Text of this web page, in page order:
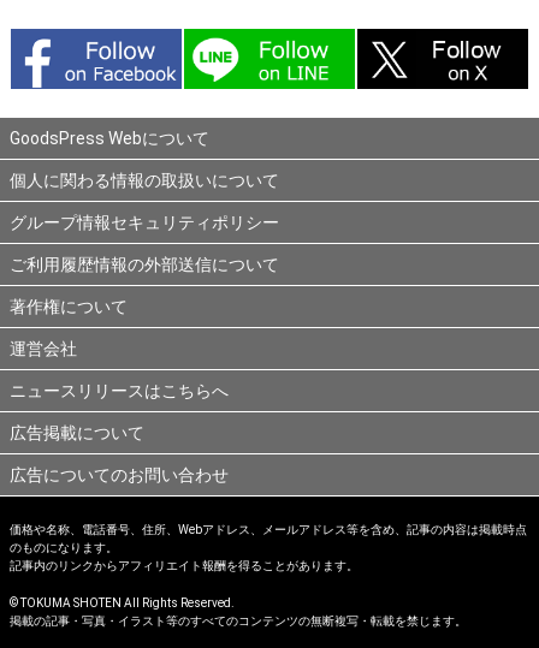
GoodsPress Webについて
個人に関わる情報の取扱いについて
グループ情報セキュリティポリシー
ご利用履歴情報の外部送信について
著作権について
運営会社
ニュースリリースはこちらへ
広告掲載について
広告についてのお問い合わせ
価格や名称、電話番号、住所、Webアドレス、メールアドレス等を含め、記事の内容は掲載時点
のものになります。
記事内のリンクからアフィリエイト報酬を得ることがあります。
© TOKUMA SHOTEN All Rights Reserved.
掲載の記事・写真・イラスト等のすべてのコンテンツの無断複写・転載を禁じます。